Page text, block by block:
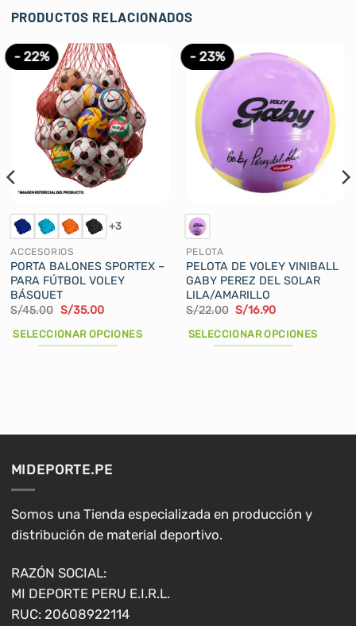
PRODUCTOS RELACIONADOS
- 22%
+3
ACCESORIOS
PORTA BALONES SPORTEX –
PARA FÚTBOL VOLEY
BÁSQUET
S/45.00 El
original
era:
S/35.00El
actual
es:
SELECCIONAR OPCIONES
se
pueden
elegir
en
página
de
producto
- 23%
PELOTA
PELOTA DE VOLEY VINIBALL
GABY PEREZ DEL SOLAR
LILA/AMARILLO
S/22.00 El
original
era:
S/16.90El
actual
es:
SELECCIONAR OPCIONES
elegir
en
MIDEPORTE.PE
Somos una Tienda especializada en producción y
distribución de material deportivo.
RAZÓN SOCIAL:
MI DEPORTE PERU E.I.R.L.
RUC: 20608922114